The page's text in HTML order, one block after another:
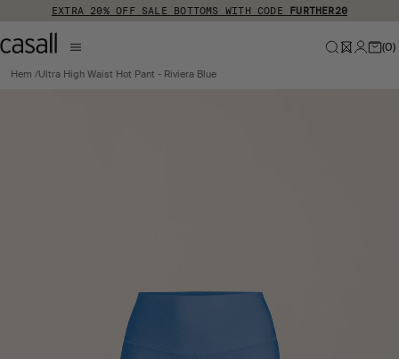
Hoppa till huvudinnehåll
EXTRA 20% OFF SALE BOTTOMS WITH CODE FURTHER20
(0)
Hem Ultra High Waist Hot Pant - Riviera Blue